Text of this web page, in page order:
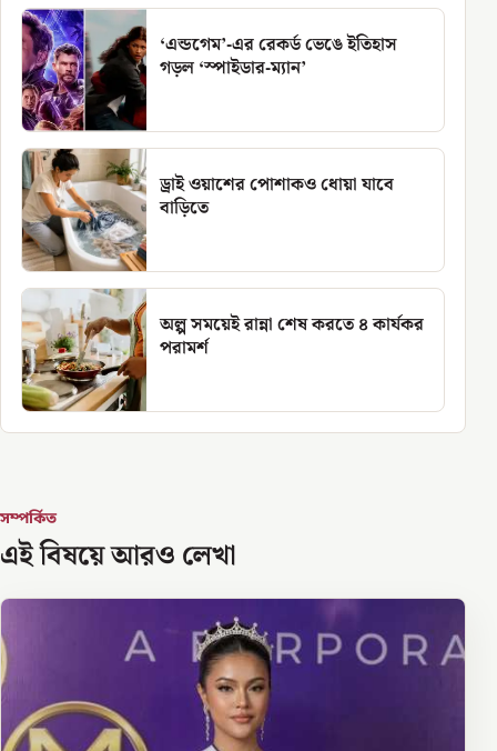
‘এন্ডগেম’-এর রেকর্ড ভেঙে ইতিহাস
গড়ল ‘স্পাইডার-ম্যান’
ড্রাই ওয়াশের পোশাকও ধোয়া যাবে
বাড়িতে
অল্প সময়েই রান্না শেষ করতে ৪ কার্যকর
পরামর্শ
সম্পর্কিত
এই বিষয়ে আরও লেখা